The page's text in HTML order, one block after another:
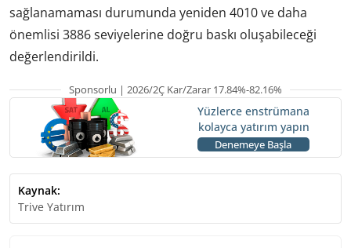
sağlanamaması durumunda yeniden 4010 ve daha
önemlisi 3886 seviyelerine doğru baskı oluşabileceği
değerlendirildi.
Sponsorlu | 2026/2Ç Kar/Zarar 17.84%-82.16%
Yüzlerce enstrümana
kolayca yatırım yapın
Denemeye Başla
Kaynak:
Trive Yatırım